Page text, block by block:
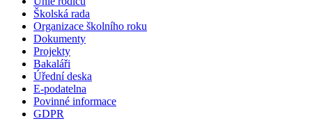
Školská rada
Organizace školního roku
Dokumenty
Projekty
Bakaláři
Úřední deska
E-podatelna
Povinné informace
GDPR